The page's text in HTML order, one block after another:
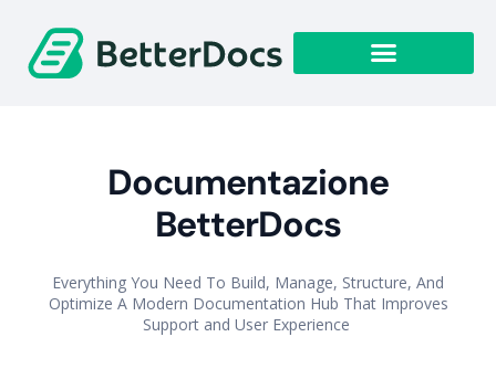
Documentazione
BetterDocs
Everything You Need To Build, Manage, Structure, And
Optimize A Modern Documentation Hub That Improves
Support and User Experience